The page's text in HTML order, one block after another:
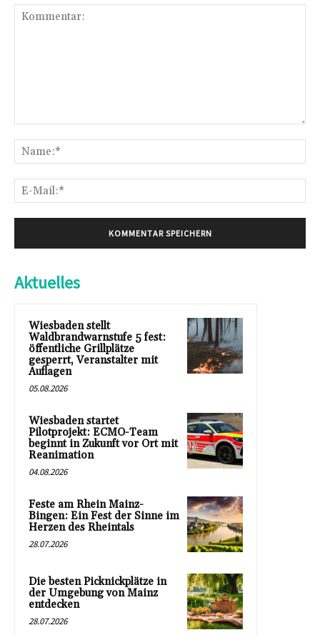
Aktuelles
Wiesbaden stellt
Waldbrandwarnstufe 5 fest:
öffentliche Grillplätze
gesperrt, Veranstalter mit
Auflagen
05.08.2026
Wiesbaden startet
Pilotprojekt: ECMO-Team
beginnt in Zukunft vor Ort mit
Reanimation
04.08.2026
Feste am Rhein Mainz-
Bingen: Ein Fest der Sinne im
Herzen des Rheintals
28.07.2026
Die besten Picknickplätze in
der Umgebung von Mainz
entdecken
28.07.2026